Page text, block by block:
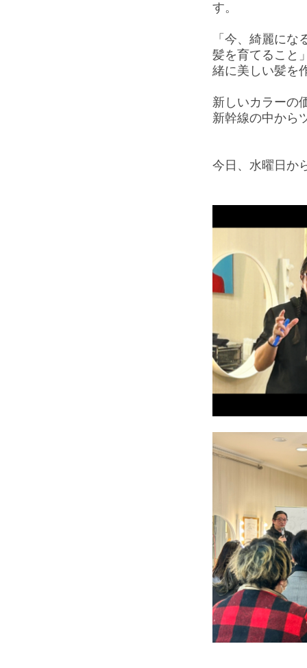
す。
「今、綺麗に
髪を育てること
緒に美しい髪を
新しいカラーの
新幹線の中から
今日、水曜日か